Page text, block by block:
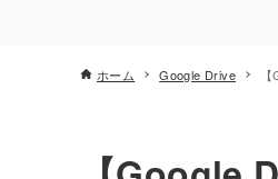
ホーム Google Drive